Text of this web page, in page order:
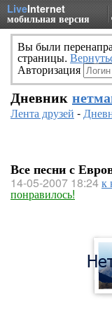
LiveInternet
мобильная версия
Вы были
страницы.
Авторизация
Дневник
Лента друзей -
Все песни с
14-05-2007 18:24к
понравилось!